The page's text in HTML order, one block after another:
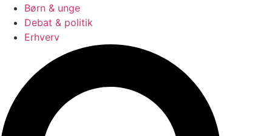
Børn & unge
Debat & politik
Erhverv